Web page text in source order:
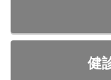
健